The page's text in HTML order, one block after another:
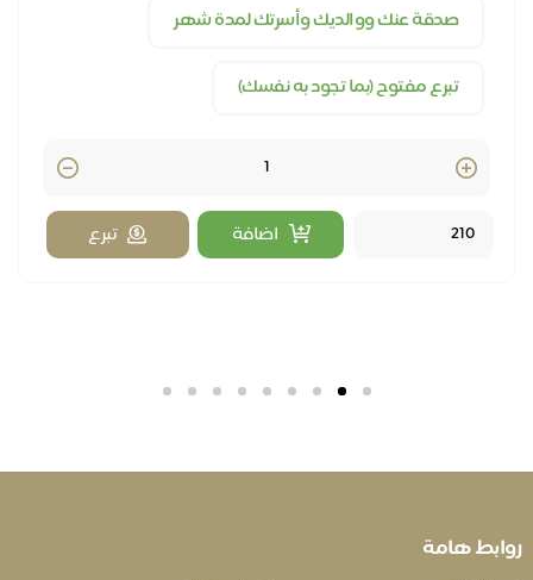
صدقة عنك ووالديك وأسرتك لمدة شهر
تبرع مفتوح (بما تجود به نفسك)
Quantity
اضافة
تبرع
هامة